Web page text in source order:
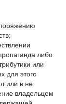
либо
или
для этого
или в не
владельцем